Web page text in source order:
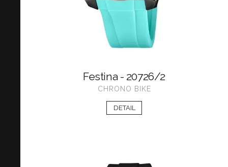
Festina - 20726/2
CHRONO BIKE
DETAIL